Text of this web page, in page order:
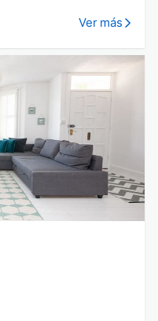
Ver más